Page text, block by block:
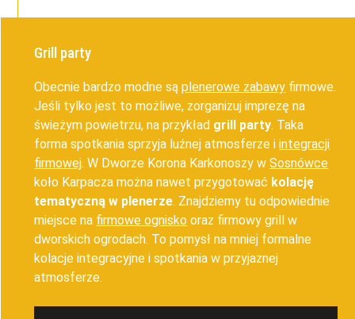
Grill party
Obecnie bardzo modne sąplenerowe zabawy firmowe.
Jeśli tylko jest to możliwe, zorganizuj imprezę na
świeżym powietrzu, na przykład grill party. Taka
forma spotkania sprzyja luźnej atmosferze iintegracji
firmowej. W Dworze Korona Karkonoszy wSosnówce
koło Karpacza można nawet przygotować kolację
tematyczną w plenerze. Znajdziemy tu odpowiednie
miejsce na firmowe ognisko oraz firmowy grill w
dworskich ogrodach. To pomysł na mniej formalne
kolacje integracyjne i spotkania w przyjaznej
atmosferze.